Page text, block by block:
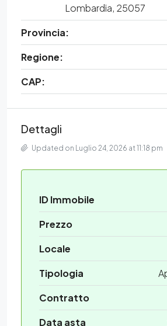
Lombardia, 25057
Provincia:
Regione:
CAP:
Dettagli
Updated on Luglio 24, 2026 at 11:18 pm
ID Immobile
Prezzo
Locale
Tipologia
Contratto
Data asta